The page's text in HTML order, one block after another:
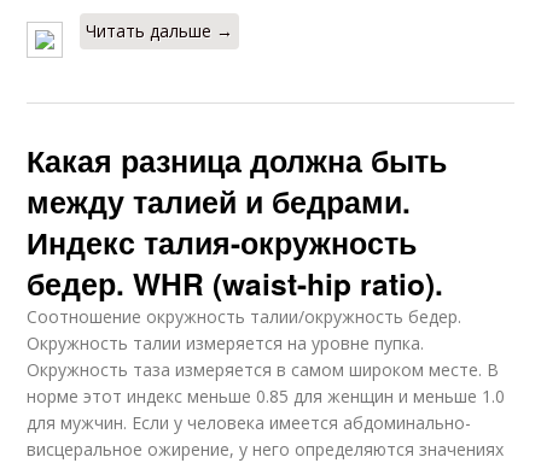
Читать дальше →
Какая разница должна быть
между талией и бедрами.
Индекс талия-окружность
бедер. WHR (waist-hip ratio).
Соотношение окружность талии/окружность бедер.
Окружность талии измеряется на уровне пупка.
Окружность таза измеряется в самом широком месте. В
норме этот индекс меньше 0.85 для женщин и меньше 1.0
для мужчин. Если у человека имеется абдоминально-
висцеральное ожирение, у него определяются значениях